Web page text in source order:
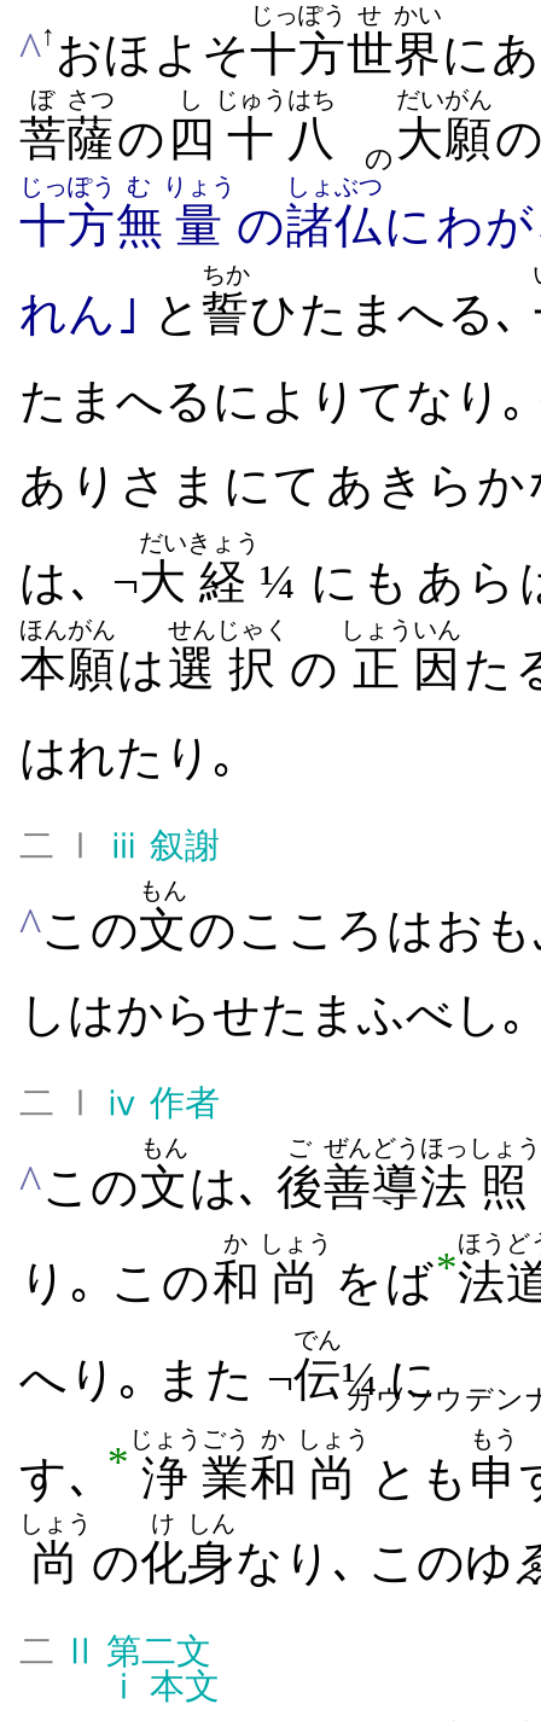
^↑ おほよそ十方
じっぽう
世
せ
界
かい
に​
菩
ぼ
薩
さつ
の 四
し
十
じゅう
八
はち
の 大願
だいがん
十方
じっぽう
無
む
量
りょう
の諸仏
しょぶつ
に​わ
れ​ん｣ と 誓
ちか
ひ​たまへる､
たまへ​る​によりて​なり｡
ありさま​にて​あきら
は､ ¬大
だい
経
きょう
¼ にも​あら
本願
ほんがん
は選
せん
択
じゃく
の 正
しょう
因
いん
た
はれ​たり｡
二 Ⅰ ⅲ 叙謝
^この文
もん
の​こころ​は​お
しはから​せたまふ​べし｡
二 Ⅰ ⅳ 作者
^この文
もん
は､ 後
ご
善導
ぜんどう
法
ほっ
照
しょう
り｡ この和
か
尚
しょう
をば*法
ほうど
へ​り｡ また ¬伝
でん
¼ に
カウソウデン
す､ * 浄
じょう
業
ごう
和
か
尚
しょう
とも 申
もう
尚
しょう
の化
け
身
しん
なり､ この​ゆ
二 Ⅱ 第二文
ⅰ
本文